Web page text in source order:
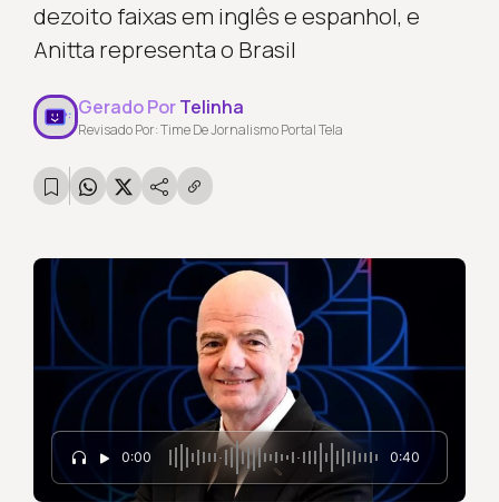
dezoito faixas em inglês e espanhol, e
Anitta representa o Brasil
Gerado PorTelinha
Revisado Por: Time De Jornalismo Portal Tela
0:00 0:40